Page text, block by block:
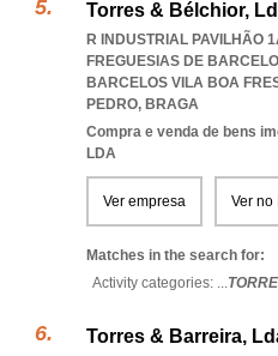
Torres & Bélchior,
R INDUSTRIAL PAVILHÃO
FREGUESIAS DE
BARCELOS VILA BOA
PEDRO, BRAGA
Compra e venda de bens
LDA
Ver empresa Ver no
Matches in the search for:
Activity categories: ...
Torres & Barreira,